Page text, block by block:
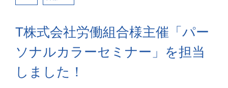
T株式会社労働組合様主催「パー
ソナルカラーセミナー」を担当
しました！